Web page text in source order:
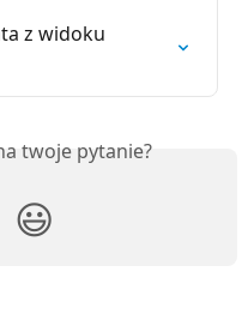
z widoku
twoje pytanie?
😃